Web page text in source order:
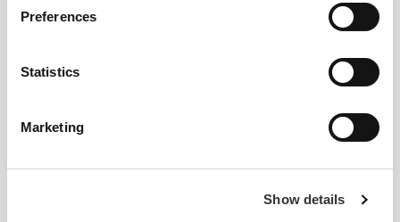
Preferences
Statistics
Marketing
Show details
Athleisure Μπλουζάκι